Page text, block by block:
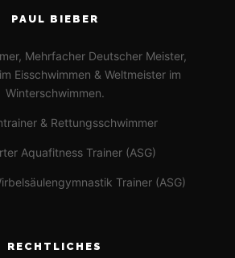
PAUL BIEBER
Mehrfacher Deutscher Meister,
Eisschwimmen & Weltmeister im
Winterschwimmen.
& Rettungsschwimmer
Aquafitness Trainer (ASG)
Trainer (ASG)
RECHTLICHES